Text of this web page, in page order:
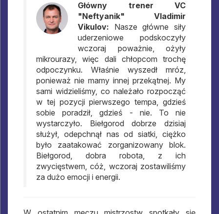
Główny trener VC
"Neftyanik" Vladimir
Vikulov: Nasze główne siły
uderzeniowe podskoczyły
wczoraj poważnie, ożyły
mikrourazy, więc dali chłopcom trochę
odpoczynku. Właśnie wyszedł mróz,
ponieważ nie mamy innej przekątnej. My
sami widzieliśmy, co należało rozpocząć
w tej pozycji pierwszego tempa, gdzieś
sobie poradził, gdzieś - nie. To nie
wystarczyło. Biełgorod dobrze dzisiaj
służył, odepchnął nas od siatki, ciężko
było zaatakować zorganizowany blok.
Biełgorod, dobra robota, z ich
zwycięstwem, cóż, wczoraj zostawiliśmy
za dużo emocji i energii.